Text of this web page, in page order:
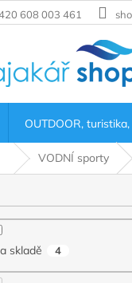
608 003 461
OUTDOOR,
Domů VODNÍ sporty
skladě 4